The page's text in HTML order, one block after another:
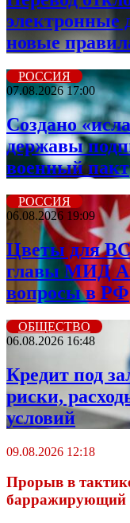
электронные
новые
РОССИЯ
07.08.2026 17:00
Создано
державы
военный пакт
РОССИЯ
06.08.2026 19:09
Цветы для
главы МИД
вопросы в РФ
ОБЩЕСТВО
06.08.2026 16:48
Кредит под
риски,
условий
09.08.2026 12:18
Прорыв в
барражирующий